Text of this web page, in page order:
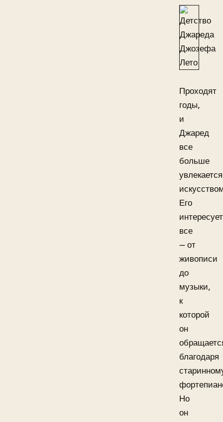
Проходят
годы,
и
Джаред
все
больше
увлекается
Его
интересует
все
— от
живописи
до
музыки,
к
которой
он
благодаря
Но
он